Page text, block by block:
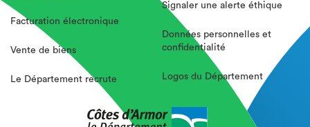
Facturation électronique
Vente de biens
Le Département recrute
Signaler une alerte éthique
Données personnelles et
confidentialité
Logos du Département